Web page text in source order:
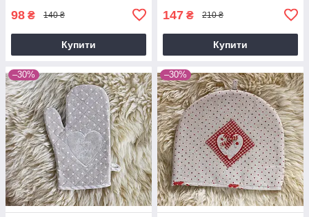
98 ₴ 140 ₴
Купити
147 ₴ 210 ₴
Купити
–30% –30%